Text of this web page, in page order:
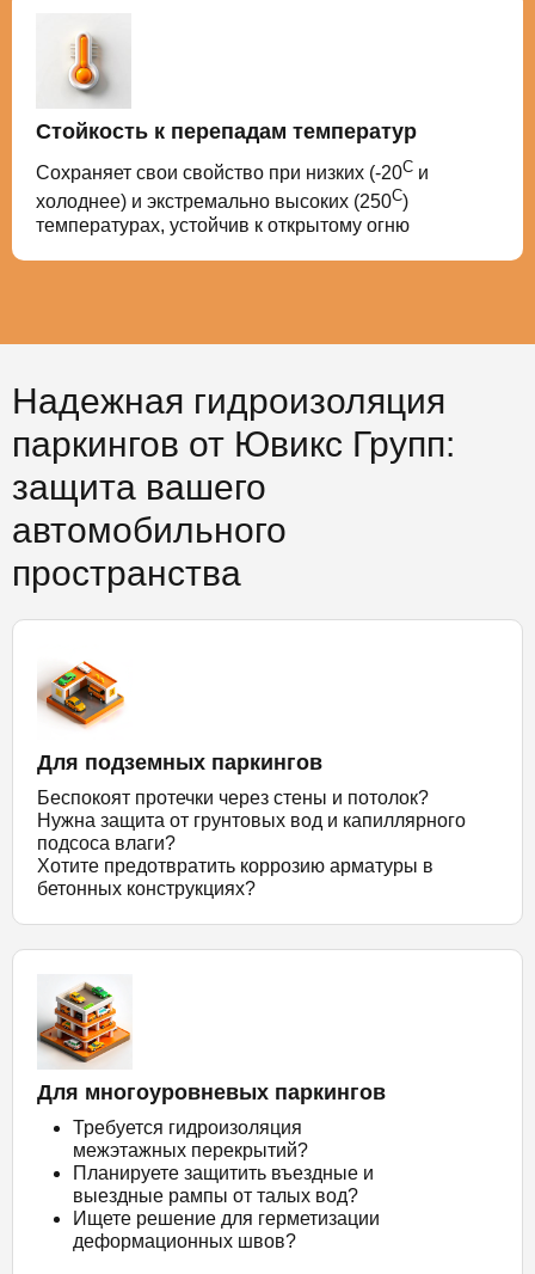
Стойкость к перепадам температур
Сохраняет свои свойство при низких (-20С и
холоднее) и экстремально высоких (250С)
температурах, устойчив к открытому огню
Надежная гидроизоляция
паркингов от Ювикс Групп:
защита вашего
автомобильного
пространства
Для подземных паркингов
Беспокоят протечки через стены и потолок?
Нужна защита от грунтовых вод и капиллярного
подсоса влаги?
Хотите предотвратить коррозию арматуры в
бетонных конструкциях?
Для многоуровневых паркингов
Требуется гидроизоляция
межэтажных перекрытий?
Планируете защитить въездные и
выездные рампы от талых вод?
Ищете решение для герметизации
деформационных швов?